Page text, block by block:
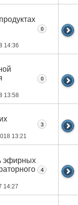
14:36
0
13:58
0
13:21
3
эфирных
14:27
4